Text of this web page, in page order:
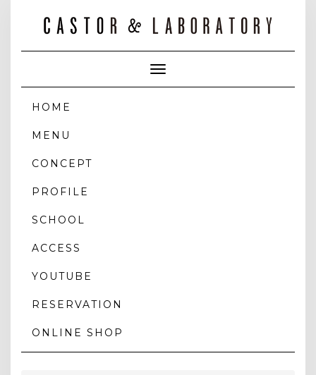
Toggle
Navigation
HOME
MENU
CONCEPT
PROFILE
SCHOOL
ACCESS
YOUTUBE
RESERVATION
ONLINE SHOP